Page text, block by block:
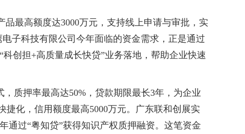
最高额度达3000万元，支持线上申请与审批，实
子科技有限公司今年面临的资金需求，正是通过
创担+高质量成长快贷”业务落地，帮助企业快速
质押率最高达50%，贷款期限最长3年，为企业
化，信用额度最高5000万元。广东联和创展实
通过“粤知贷”获得知识产权质押融资。这笔资金